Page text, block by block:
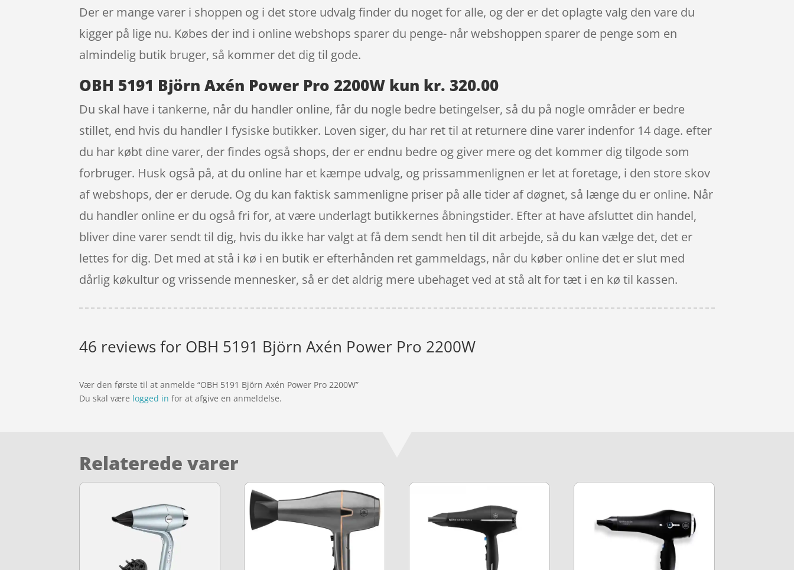
Der er mange varer i shoppen og i det store udvalg finder du noget for alle, og der er det oplagte valg den vare du
kigger på lige nu. Købes der ind i online webshops sparer du penge- når webshoppen sparer de penge som en
almindelig butik bruger, så kommer det dig til gode.
OBH 5191 Björn Axén Power Pro 2200W kun kr. 320.00
Du skal have i tankerne, når du handler online, får du nogle bedre betingelser, så du på nogle områder er bedre
stillet, end hvis du handler I fysiske butikker. Loven siger, du har ret til at returnere dine varer indenfor 14 dage. efter
du har købt dine varer, der findes også shops, der er endnu bedre og giver mere og det kommer dig tilgode som
forbruger. Husk også på, at du online har et kæmpe udvalg, og prissammenlignen er let at foretage, i den store skov
af webshops, der er derude. Og du kan faktisk sammenligne priser på alle tider af døgnet, så længe du er online. Når
du handler online er du også fri for, at være underlagt butikkernes åbningstider. Efter at have afsluttet din handel,
bliver dine varer sendt til dig, hvis du ikke har valgt at få dem sendt hen til dit arbejde, så du kan vælge det, det er
lettes for dig. Det med at stå i kø i en butik er efterhånden ret gammeldags, når du køber online det er slut med
dårlig køkultur og vrissende mennesker, så er det aldrig mere ubehaget ved at stå alt for tæt i en kø til kassen.
46 reviews for OBH 5191 Björn Axén Power Pro 2200W
Vær den første til at anmelde “OBH 5191 Björn Axén Power Pro 2200W”
Du skal være logged in for at afgive en anmeldelse.
Relaterede varer